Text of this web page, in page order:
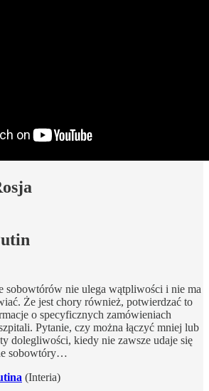
sobowtórów nie ulega wątpliwości i nie ma
Że jest chory również, potwierdzać to
o specyficznych zamówieniach
Pytanie, czy można łączyć mniej lub
dolegliwości, kiedy nie zawsze udaje się
sobowtóry…
(Interia)